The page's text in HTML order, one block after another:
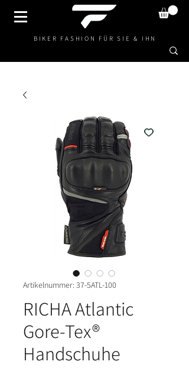
BIKER FASHION FÜR SIE & IHN
Artikelnummer: 37-5ATL-100
RICHA Atlantic
Gore-Tex®
Handschuhe